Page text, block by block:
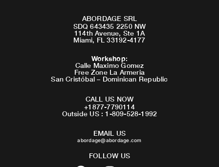
ABORDAGE SRL
SDQ 643435 2250 NW
114th Avenue, Ste 1A
Miami, FL 33192-4177
Workshop:
Calle Maximo Gomez
Free Zone La Armeria
San Cristóbal – Dominican Republic
CALL US NOW
+1877-7790114
Outside US : 1-809-528-1992
EMAIL US
abordage@abordage.com
FOLLOW US